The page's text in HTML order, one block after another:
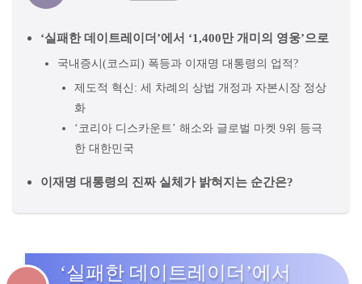
‘실패한 데이트레이더’에서 ‘1,400만 개미의 영웅’으로
국내증시(코스피) 폭등과 이재명 대통령의 업적?
제도적 혁신: 세 차례의 상법 개정과 자본시장 정상
화
‘코리아 디스카운트’ 해소와 글로벌 마켓 9위 등극
한 대한민국
이재명 대통령의 진짜 실체가 밝혀지는 순간은?
‘실패한 데이트레이더’에서